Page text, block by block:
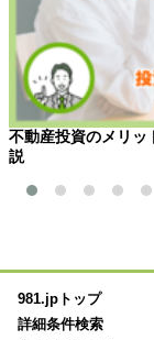
不動産投資のメリッ
説
981.jpトップ
詳細条件検索